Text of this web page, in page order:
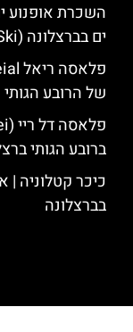
השכרת אופנוע
ים בברצלונה (Jet Ski)
של הרובע הגותי
ברובע הגותי
כיכר קטלוניה
בברצלונה